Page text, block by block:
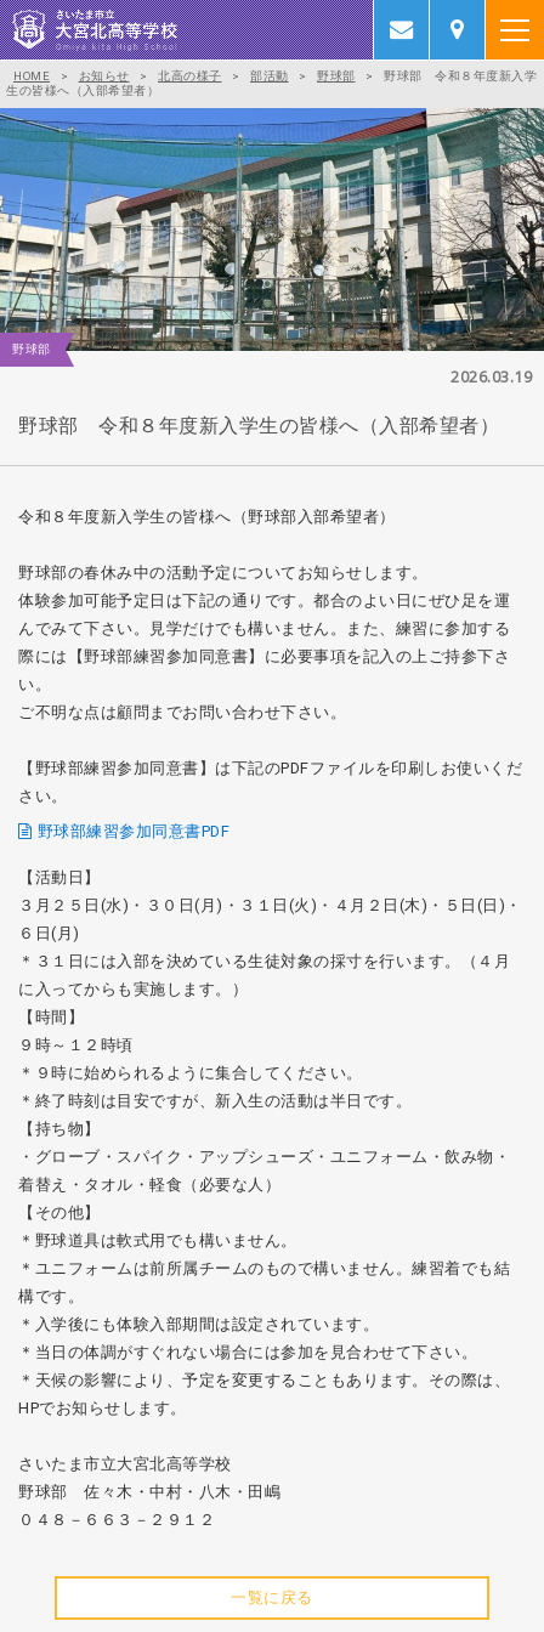
HOME > お知らせ > 北高の様子 > 部活動 > 野球部 >
野球部 令和８年度新入学
生の皆様へ（入部希望者）
野球部
2026.03.19
野球部 令和８年度新入学生の皆様へ（入部希望者）
令和８年度新入学生の皆様へ（野球部入部希望者）
野球部の春休み中の活動予定についてお知らせします。
体験参加可能予定日は下記の通りです。都合のよい日にぜひ足を運
んでみて下さい。見学だけでも構いません。また、練習に参加する
際には【野球部練習参加同意書】に必要事項を記入の上ご持参下さ
い。
ご不明な点は顧問までお問い合わせ下さい。
【野球部練習参加同意書】は下記のPDFファイルを印刷しお使いくだ
さい。
野球部練習参加同意書PDF
【活動日】
３月２５日(水)・３０日(月)・３１日(火)・４月２日(木)・５日(日)・
６日(月)
＊３１日には入部を決めている生徒対象の採寸を行います。（４月
に入ってからも実施します。）
【時間】
９時～１２時頃
＊９時に始められるように集合してください。
＊終了時刻は目安ですが、新入生の活動は半日です。
【持ち物】
・グローブ・スパイク・アップシューズ・ユニフォーム・飲み物・
着替え・タオル・軽食（必要な人）
【その他】
＊野球道具は軟式用でも構いません。
＊ユニフォームは前所属チームのもので構いません。練習着でも結
構です。
＊入学後にも体験入部期間は設定されています。
＊当日の体調がすぐれない場合には参加を見合わせて下さい。
＊天候の影響により、予定を変更することもあります。その際は、
HPでお知らせします。
さいたま市立大宮北高等学校
野球部 佐々木・中村・八木・田嶋
０４８－６６３－２９１２
一覧に戻る